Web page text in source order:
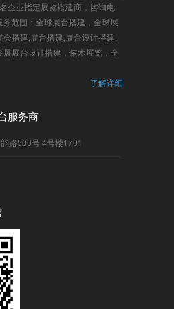
企业指定展览搭建商，咨询电
范围：全球展台搭建，全球展
搭建,展台搭建,展台设计搭建,
展展台设计搭建，依木展览，全
了解详细
服务商
路500号 4号楼1701